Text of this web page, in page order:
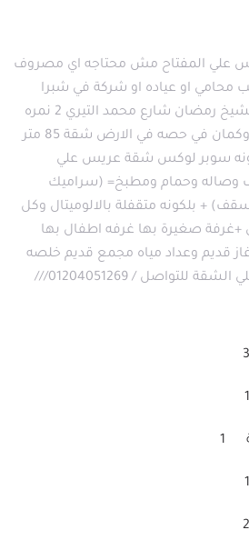
علي المفتاح مش محتاجه اي مصروف
محامي او عياده او شركة في شبرا
مصر احمد حلمي ميدان الشيخ رمضان شارع محمد التيري 2 نمره
من احمد حلمي العمومي وكمان في حصه في الارض شقة 85 متر
سوبر لوكس شقة عريس علي
متكونه من 3 غرف وصاله وحمام ومطبخ= (سراميك
+ بلكونه متقفلة بالالوميتال وكل
+غرفة صغيرة بها غرفه اطفال بها
قديم وعداد مياه مجمع قديم خلصه
للتواصل / 01204051269///
3
1
1
1
2